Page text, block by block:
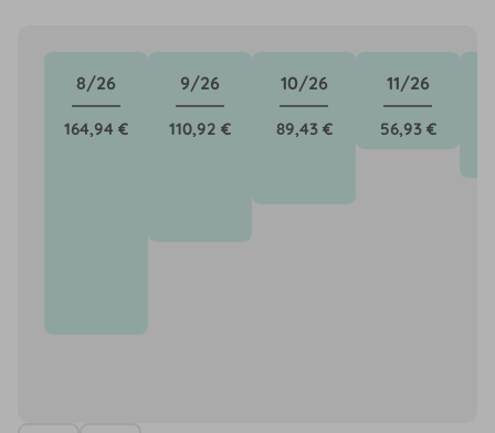
8/26
164,94 €
9/26
110,92 €
10/26
89,43 €
11/26
56,93 €